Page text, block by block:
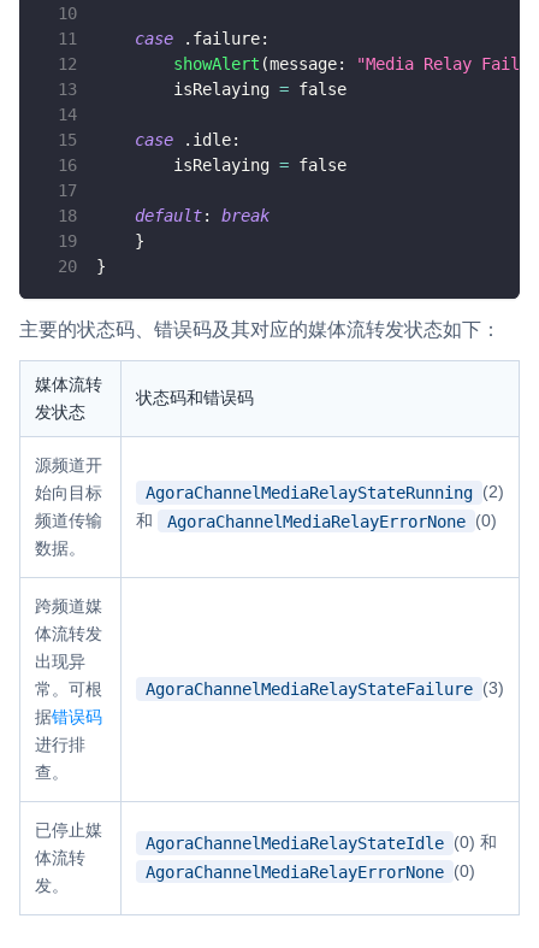
case . failure:
showAlert (message:
"Media Relay
        isRelaying
= false
case . idle:
        isRelaying
= false
default:
break
}
}
主要的状态码、错误码及其对应的媒体流转发状态如下：
媒体流转
发状态
状态码和错误码
源频道开
始向目标
频道传输
数据。
AgoraChannelMediaRelayStateRunning (2)
和
AgoraChannelMediaRelayErrorNone (0)
跨频道媒
体流转发
出现异
常。可根
据错误码
进行排
查。
AgoraChannelMediaRelayStateFailure (3)
已停止媒
体流转
发。
AgoraChannelMediaRelayStateIdle (0) 和
AgoraChannelMediaRelayErrorNone (0)